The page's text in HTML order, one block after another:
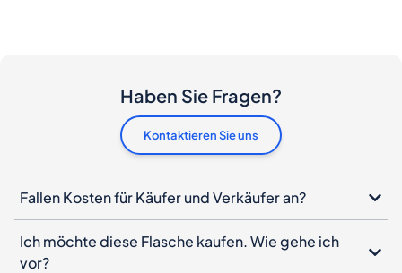
Haben Sie Fragen?
Kontaktieren Sie uns
Fallen Kosten für Käufer und Verkäufer an?
Ich möchte diese Flasche kaufen. Wie gehe ich
vor?